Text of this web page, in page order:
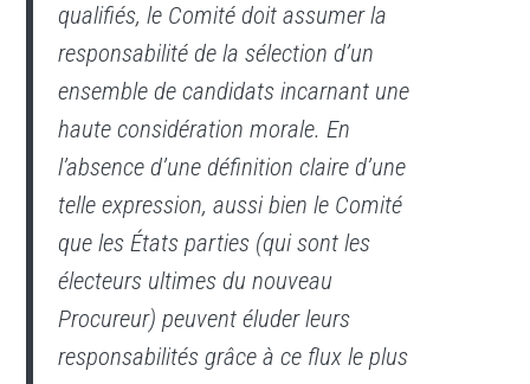
qualifiés, le Comité doit assumer la
responsabilité de la sélection d’un
ensemble de candidats incarnant une
haute considération morale. En
l’absence d’une définition claire d’une
telle expression, aussi bien le Comité
que les États parties (qui sont les
électeurs ultimes du nouveau
Procureur) peuvent éluder leurs
responsabilités grâce à ce flux le plus